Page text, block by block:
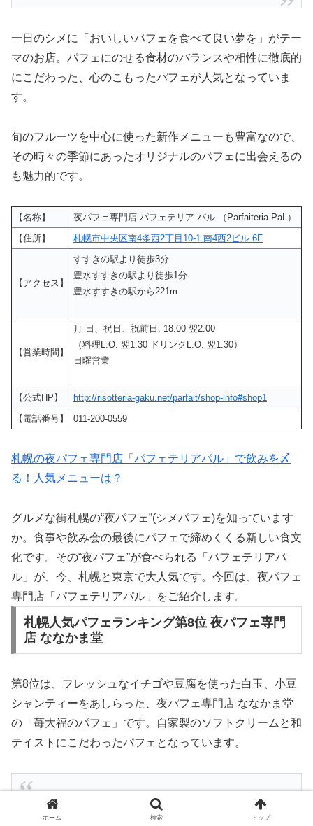
一日のシメに「おいしいパフェを食べて良い夢を」がテー
マのお店。パフェにのせる食材のバランスや相性に徹底的
にこだわった、心のこもったパフェが人気となっていま
す。
旬のフルーツを中心に使った新作メニューも豊富なので、
その時々の季節にあったオリジナルのパフェに出会えるの
も魅力的です。
【名称】
夜パフェ専門店 パフェテリア パル （Parfaiteria PaL）
【住所】
札幌市中央区南4条西2丁目10-1 南4西2ビル 6F
【アクセス】
すすきの駅より徒歩3分
豊水すすきの駅より徒歩1分
豊水すすきの駅から221m
【営業時間】
月-日、祝日、祝前日: 18:00-翌2:00
（料理L.O. 翌1:30 ドリンクL.O. 翌1:30）
日曜営業
【公式HP】
http://risotteria-gaku.net/parfait/shop-info#shop1
【電話番号】
011-200-0559
札幌の夜パフェ専門店「パフェテリアパル」で飲みを〆
る！人気メニューは？
グルメな街札幌の“夜パフェ”(シメパフェ)を知っています
か。食事や飲み会の最後にパフェで締めくくる新しい食文
化です。その“夜パフェ”が食べられる「パフェテリアパ
ル」が、今、札幌と東京で大人気です。今回は、夜パフェ
専門店「パフェテリアパル」をご紹介します。
札幌人気パフェランキング第8位 夜パフェ専門
店 ななかま堂
第8位は、フレッシュなイチゴや豆腐を使った白玉、小豆
シャンティーをあしらった、夜パフェ専門店 ななかま堂
の「苺大福のパフェ」です。自家製のソフトクリームと和
テイストにこだわったパフェとなっています。
シメパフェ ななかま堂
苺大福パフェ🍓《¥1400》
ホーム 検索 トップ